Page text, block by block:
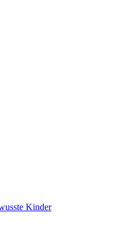
Kinder